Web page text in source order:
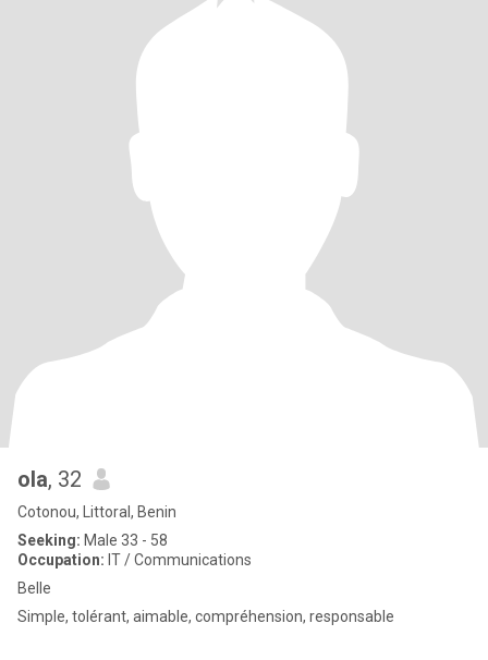
ola, 32
Cotonou, Littoral, Benin
Seeking: Male 33 - 58
Occupation: IT / Communications
Belle
Simple, tolérant, aimable, compréhension, responsable